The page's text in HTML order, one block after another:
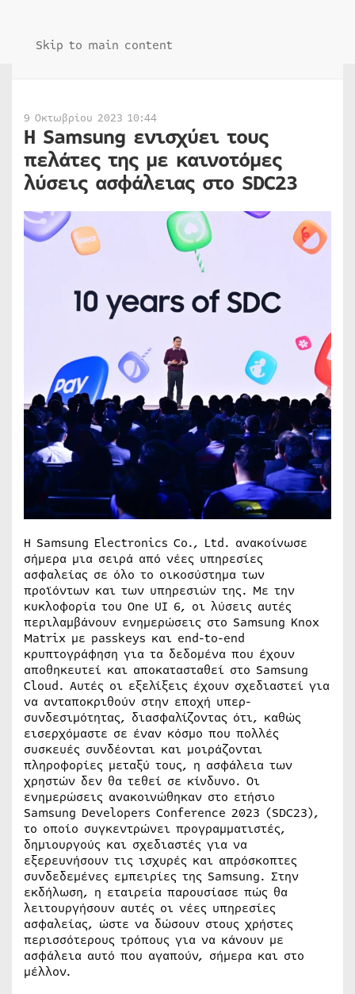
Skip to main content
9 Οκτωβρίου 2023 10:44
Η Samsung ενισχύει τους
πελάτες της με καινοτόμες
λύσεις ασφάλειας στο SDC23
H Samsung Electronics Co., Ltd. ανακοίνωσε
σήμερα μια σειρά από νέες υπηρεσίες
ασφαλείας σε όλο το οικοσύστημα των
προϊόντων και των υπηρεσιών της. Με την
κυκλοφορία του One UI 6, οι λύσεις αυτές
περιλαμβάνουν ενημερώσεις στο Samsung Knox
Matrix με passkeys και end-to-end
κρυπτογράφηση για τα δεδομένα που έχουν
αποθηκευτεί και αποκατασταθεί στο Samsung
Cloud. Αυτές οι εξελίξεις έχουν σχεδιαστεί για
να ανταποκριθούν στην εποχή υπερ-
συνδεσιμότητας, διασφαλίζοντας ότι, καθώς
εισερχόμαστε σε έναν κόσμο που πολλές
συσκευές συνδέονται και μοιράζονται
πληροφορίες μεταξύ τους, η ασφάλεια των
χρηστών δεν θα τεθεί σε κίνδυνο. Οι
ενημερώσεις ανακοινώθηκαν στο ετήσιο
Samsung Developers Conference 2023 (SDC23),
το οποίο συγκεντρώνει προγραμματιστές,
δημιουργούς και σχεδιαστές για να
εξερευνήσουν τις ισχυρές και απρόσκοπτες
συνδεδεμένες εμπειρίες της Samsung. Στην
εκδήλωση, η εταιρεία παρουσίασε πώς θα
λειτουργήσουν αυτές οι νέες υπηρεσίες
ασφαλείας, ώστε να δώσουν στους χρήστες
περισσότερους τρόπους για να κάνουν με
ασφάλεια αυτό που αγαπούν, σήμερα και στο
μέλλον.